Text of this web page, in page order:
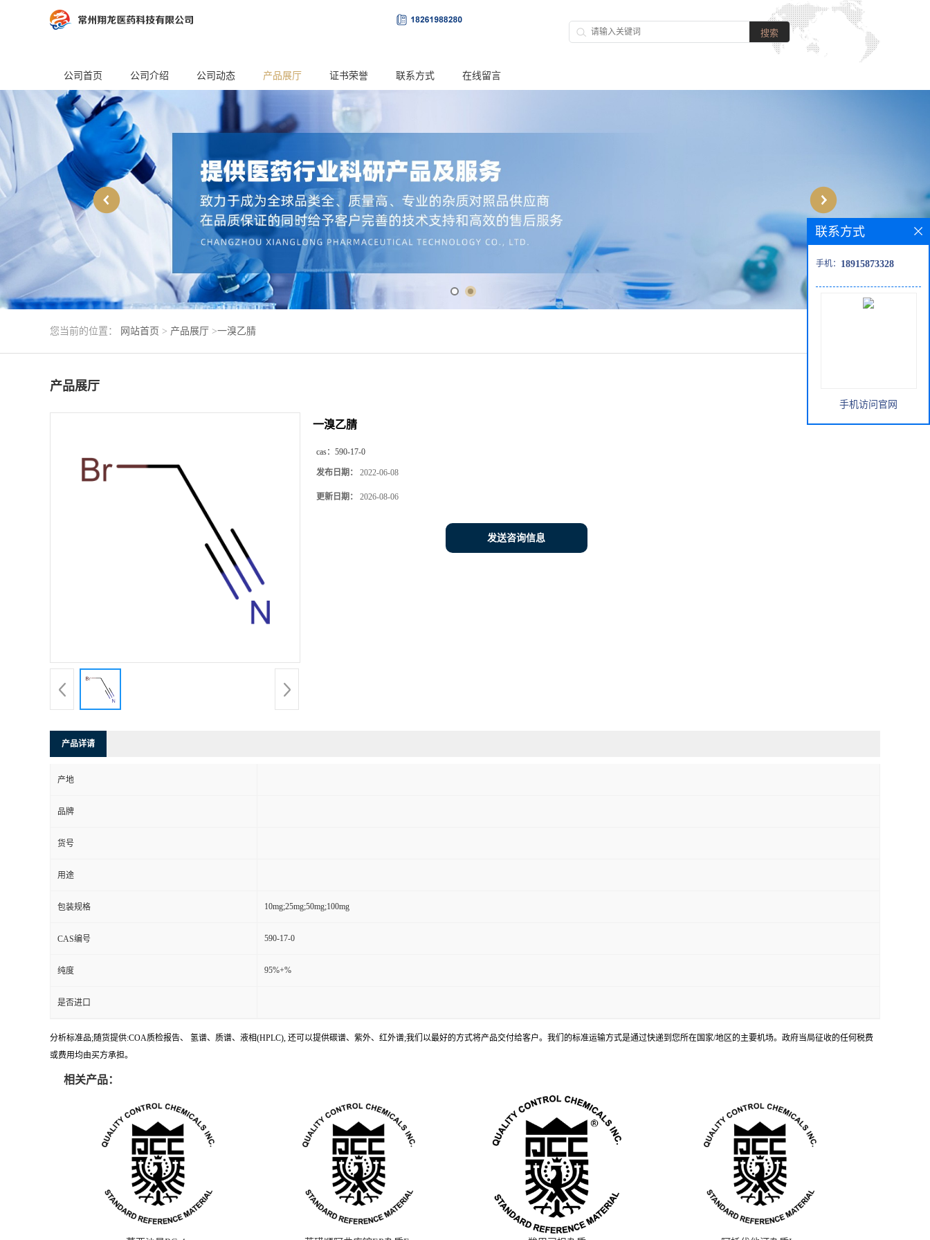
公司首页 公司介绍 公司动态 产品展厅 证书荣誉 联系方式 在线留言
您当前的位置： 网站首页 > 产品展厅 >一溴乙腈
产品展厅
一溴乙腈
cas： 590-17-0
发布日期： 2022-06-08
更新日期： 2026-08-06
发送咨询信息
产品详请
产地
品牌
货号
用途
包装规格 10mg;25mg;50mg;100mg
CAS编号 590-17-0
纯度 95%+%
是否进口
分析标准品;随货提供:COA质检报告、 氢谱、质谱、液相(HPLC), 还可以提供碳谱、紫外、红外谱;我们以最好的方式将产品交付给客户。我们的标准运输方式是通过快递到您所在国家/地区的主要机场。政府当局征收的任何税费
或费用均由买方承担。
相关产品：
联系方式
手机： 18915873328
手机访问官网